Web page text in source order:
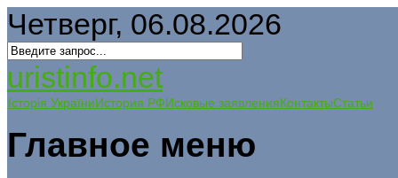
Четверг, 06.08.2026
uristinfo.net
Історія УкраїниИстория РФИсковые заявленияКонтактыСтатьи
Главное меню